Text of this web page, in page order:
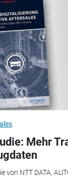
Mehr
von NTT DATA,